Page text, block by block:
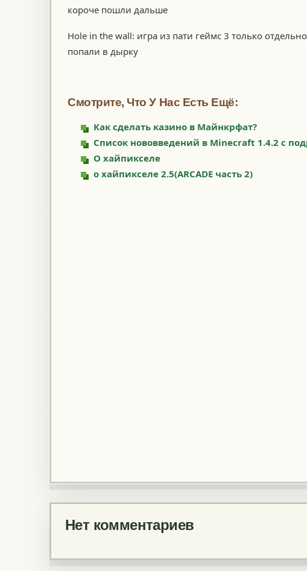
короче пошли дальше
Hole in the wall: игра из пати геймс 3 только
попали в дырку
Смотрите, Что У Нас Есть Ещё:
Как сделать казино в Майнкрфат?
Список нововведений в Minecraft 1.4.2 с
О хайпикселе
о хайпикселе 2.5(ARCADE часть 2)
Нет комментариев